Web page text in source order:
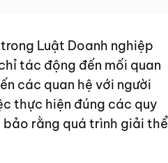
Luật Doanh nghiệp
tác động đến mối quan
các quan hệ với người
thực hiện đúng các quy
rằng quá trình giải thể